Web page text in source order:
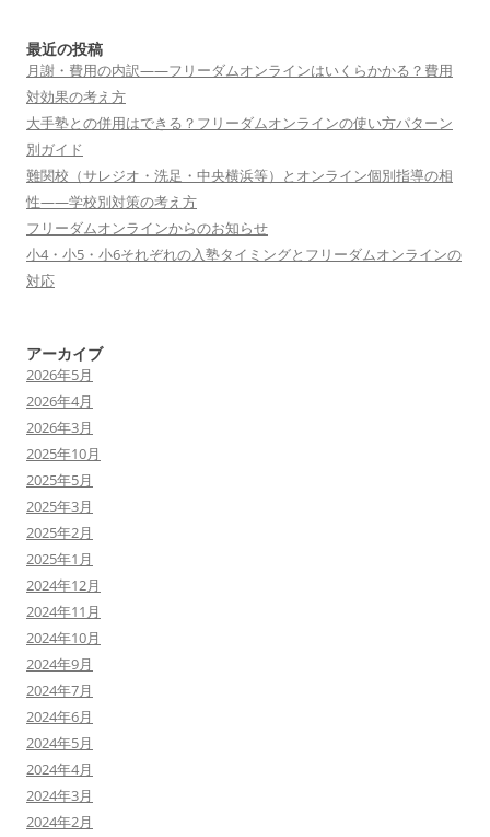
最近の投稿
月謝・費用の内訳——フリーダムオンラインはいくらかかる？費用
対効果の考え方
大手塾との併用はできる？フリーダムオンラインの使い方パターン
別ガイド
難関校（サレジオ・洗足・中央横浜等）とオンライン個別指導の相
性——学校別対策の考え方
フリーダムオンラインからのお知らせ
小4・小5・小6それぞれの入塾タイミングとフリーダムオンラインの
対応
アーカイブ
2026年5月
2026年4月
2026年3月
2025年10月
2025年5月
2025年3月
2025年2月
2025年1月
2024年12月
2024年11月
2024年10月
2024年9月
2024年7月
2024年6月
2024年5月
2024年4月
2024年3月
2024年2月